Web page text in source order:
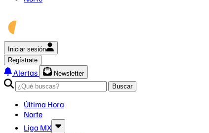
Iniciar sesión
Regístrate
Alertas
Newsletter
Buscar
Última Hora
Norte
Liga MX